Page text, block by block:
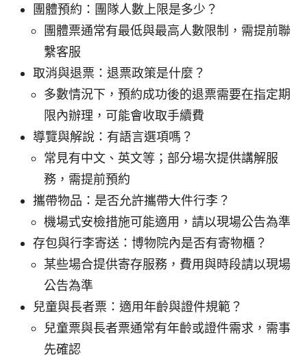
團體預約：團隊人數上限是多少？
團體票通常有最低與最高人數限制，需提前聯
繫客服
取消與退票：退票政策是什麼？
多數情況下，預約成功後的退票需要在指定期
限內辦理，可能會收取手續費
導覽與解說：有語言選項嗎？
常見有中文、英文等；部分場次提供講解服
務，需提前預約
攜帶物品：是否允許攜帶大件行李？
機場式安檢措施可能適用，請以現場公告為準
存包與行李寄送：博物院內是否有寄物櫃？
某些場合提供寄存服務，費用與時段請以現場
公告為準
兒童與長者票：適用年齡與證件規範？
兒童票與長者票通常有年齡或證件需求，需事
先確認